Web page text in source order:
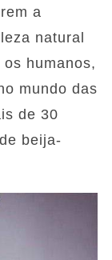
a
natural
humanos,
mundo das
de 30
beija-